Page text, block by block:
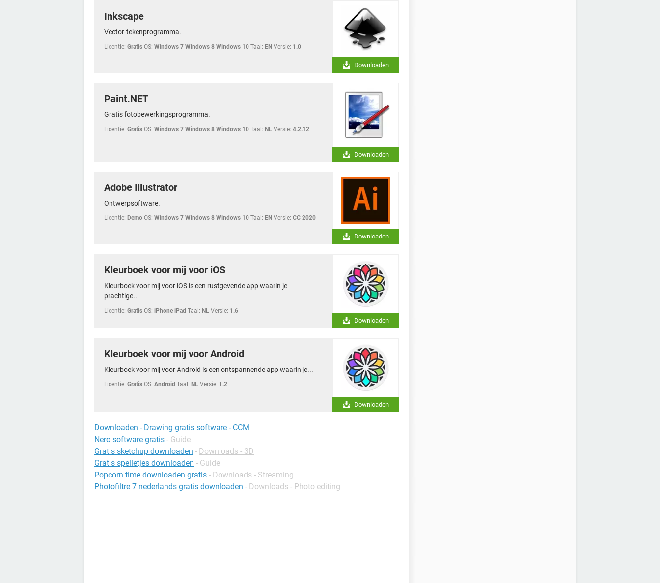
Inkscape
Vector-tekenprogramma.
Licentie: Gratis OS: Windows 7 Windows 8 Windows 10 Taal: EN Versie: 1.0
Downloaden
Paint.NET
Gratis fotobewerkingsprogramma.
Licentie: Gratis OS: Windows 7 Windows 8 Windows 10 Taal: NL Versie: 4.2.12
Downloaden
Adobe Illustrator
Ontwerpsoftware.
Licentie: Demo OS: Windows 7 Windows 8 Windows 10 Taal: EN Versie: CC 2020
Downloaden
Kleurboek voor mij voor iOS
Kleurboek voor mij voor iOS is een rustgevende app waarin je
prachtige...
Licentie: Gratis OS: iPhone iPad Taal: NL Versie: 1.6
Downloaden
Kleurboek voor mij voor Android
Kleurboek voor mij voor Android is een ontspannende app waarin je...
Licentie: Gratis OS: Android Taal: NL Versie: 1.2
Downloaden
Downloaden - Drawing gratis software - CCM
Nero software gratis - Guide
Gratis sketchup downloaden - Downloads - 3D
Gratis spelletjes downloaden - Guide
Popcorn time downloaden gratis - Downloads - Streaming
Photofiltre 7 nederlands gratis downloaden - Downloads - Photo editing